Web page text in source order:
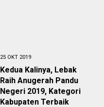
25 OKT 2019
Kedua Kalinya, Lebak
Raih Anugerah Pandu
Negeri 2019, Kategori
Kabupaten Terbaik